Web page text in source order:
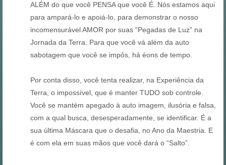
ALÉM do que você PENSA que você É. Nós estamos aqui
para ampará-lo e apoiá-lo, para demonstrar o nosso
incomensurável AMOR por suas “Pegadas de Luz” na
Jornada da Terra. Para que você vá além da auto
sabotagem que você se impôs, há éons de tempo.
Por conta disso, você tenta realizar, na Experiência da
Terra, o impossível, que é manter TUDO sob controle.
Você se mantém apegado à auto imagem, ilusória e falsa,
com a qual busca, desesperadamente, se identificar. É a
sua última Máscara que o desafia, no Ano da Maestria. E
é com ela em suas mãos que você dará o “Salto”.